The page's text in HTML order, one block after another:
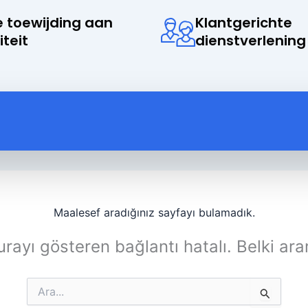
toewijding aan
Klantgerichte
dienstverlening
Maalesef aradığınız sayfayı bulamadık.
gösteren bağlantı hatalı. Belki
Search